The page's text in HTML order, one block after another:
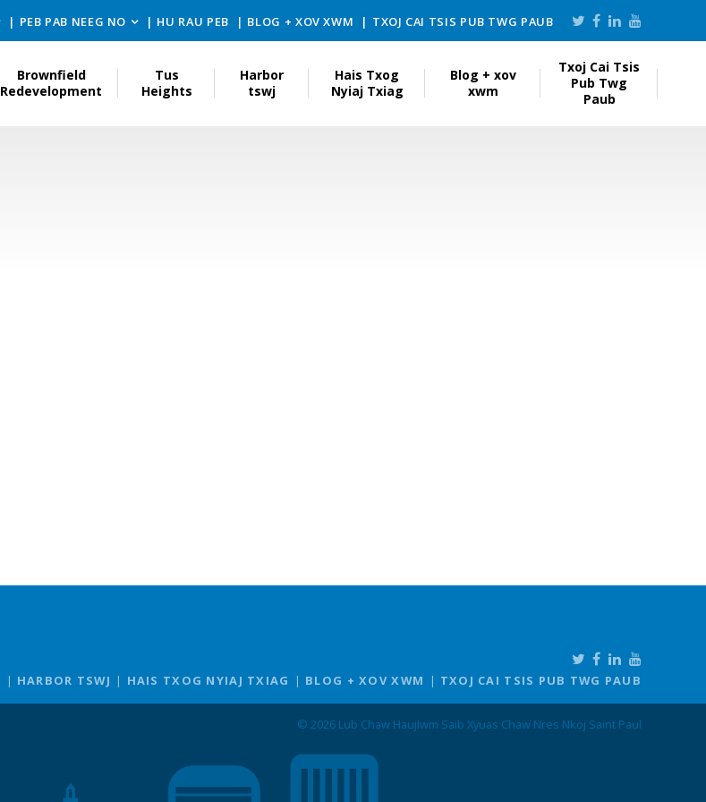
PEB PAB NEEG NO HU RAU PEB BLOG + XOV XWM TXOJ CAI TSIS PUB TWG PAUB
Brownfield
Redevelopment
Tus
Heights
Harbor
tswj
Hais Txog
Nyiaj Txiag
Blog + xov
xwm
Txoj Cai Tsis
Pub Twg
Paub
HARBOR TSWJ HAIS TXOG NYIAJ TXIAG BLOG + XOV XWM TXOJ CAI TSIS PUB TWG PAUB
© 2026 Lub Chaw Haujlwm Saib Xyuas Chaw Nres Nkoj Saint Paul